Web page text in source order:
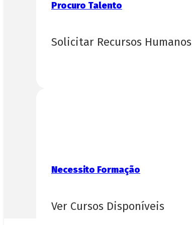
Procuro Talento
Solicitar Recursos Humanos
Necessito Formação
Ver Cursos Disponíveis